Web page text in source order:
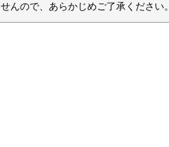
せんので、あらかじめご了承ください。